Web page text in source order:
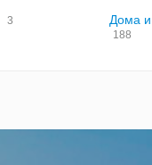
3 Дома и
188